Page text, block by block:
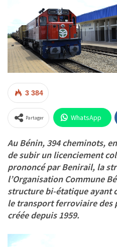
3 384
Partager WhatsApp
Au Bénin, 394 cheminots,
de subir un licenciement
prononcé par Benirail, la
l’Organisation Commune
structure bi-étatique ayant
le transport ferroviaire des
créée depuis 1959.